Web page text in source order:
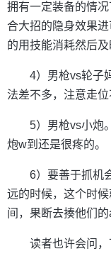
拥有一定装备的情
合大招的隐身效果
的用技能消耗然后及
4）男枪vs轮子
法差不多，注意走位
5）男枪vs小炮
炮w到还是很疼的。
6）要善于抓机
远的时候，这个时
间，果断去揍他们的
读者也许会问